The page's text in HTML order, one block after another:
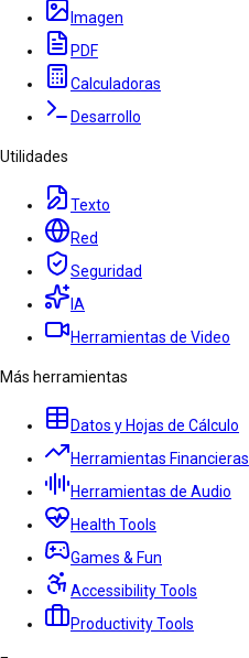
Imagen
PDF
Calculadoras
Desarrollo
Utilidades
Texto
Red
Seguridad
IA
Herramientas de Video
Más herramientas
Datos y Hojas de Cálculo
Herramientas Financieras
Herramientas de Audio
Health Tools
Games & Fun
Accessibility Tools
Productivity Tools